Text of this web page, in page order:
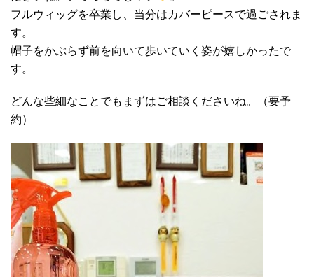
フルウィッグを卒業し、当分はカバーピースで過ごされま
す。
帽子をかぶらず前を向いて歩いていく姿が嬉しかったで
す。
どんな些細なことでもまずはご相談くださいね。（要予
約）